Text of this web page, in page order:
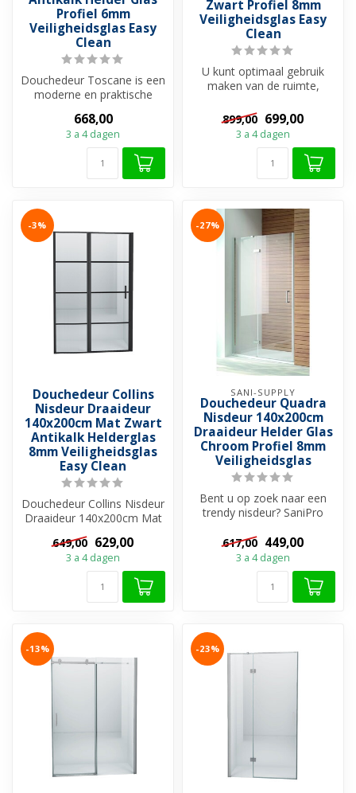
Profiel 6mm
Veiligheidsglas Easy
Clean
Douchedeur Toscane is een
moderne en praktische
verchroomd alumi...
668,00
3 a 4 dagen
Zwart Profiel 8mm
Veiligheidsglas Easy
Clean
U kunt optimaal gebruik
maken van de ruimte,
hoeft te houd...
899,00 699,00
3 a 4 dagen
-3%
Douchedeur Collins
Nisdeur Draaideur
140x200cm Mat Zwart
Antikalk Helderglas
8mm Veiligheidsglas
Easy Clean
Douchedeur Collins Nisdeur
Draaideur 140x200cm Mat
Zwart is een deur die naar
li...
649,00 629,00
3 a 4 dagen
-27%
SANI-SUPPLY
Douchedeur Quadra
Nisdeur 140x200cm
Draaideur Helder Glas
Chroom Profiel 8mm
Veiligheidsglas
Bent u op zoek naar een
trendy nisdeur? SaniPro
douchedeur...
617,00 449,00
3 a 4 dagen
-13% -23%